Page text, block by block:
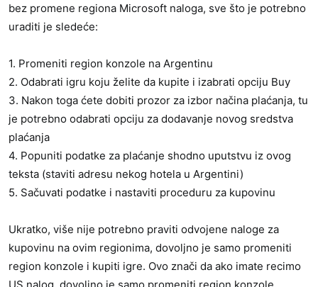
bez promene regiona Microsoft naloga, sve što je potrebno
uraditi je sledeće:
1. Promeniti region konzole na Argentinu
2. Odabrati igru koju želite da kupite i izabrati opciju Buy
3. Nakon toga ćete dobiti prozor za izbor načina plaćanja, tu
je potrebno odabrati opciju za dodavanje novog sredstva
plaćanja
4. Popuniti podatke za plaćanje shodno uputstvu iz ovog
teksta (staviti adresu nekog hotela u Argentini)
5. Sačuvati podatke i nastaviti proceduru za kupovinu
Ukratko, više nije potrebno praviti odvojene naloge za
kupovinu na ovim regionima, dovoljno je samo promeniti
region konzole i kupiti igre. Ovo znači da ako imate recimo
US nalog, dovoljno je samo promeniti region konzole,